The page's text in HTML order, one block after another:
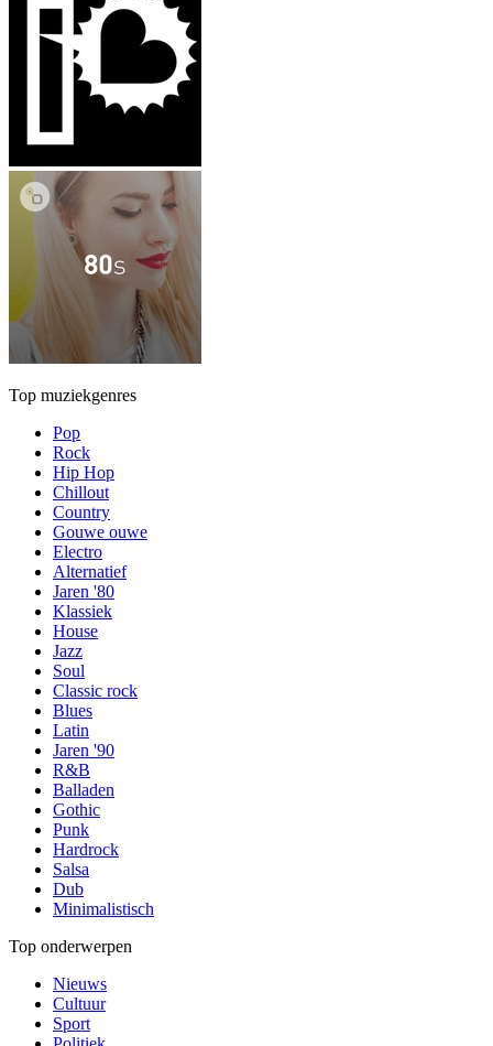
Top muziekgenres
Pop
Rock
Hip Hop
Chillout
Country
Gouwe ouwe
Electro
Alternatief
Jaren '80
Klassiek
House
Jazz
Soul
Classic rock
Blues
Latin
Jaren '90
R&B
Balladen
Gothic
Punk
Hardrock
Salsa
Dub
Minimalistisch
Top onderwerpen
Nieuws
Cultuur
Sport